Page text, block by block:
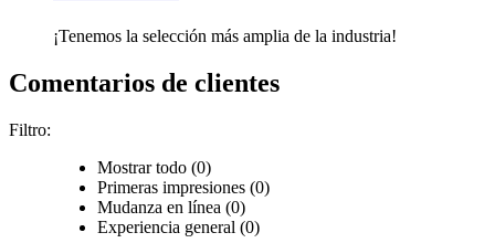
¡Tenemos la selección más amplia de la industria!
Comentarios de clientes
Filtro:
Mostrar todo (0)
Primeras impresiones (0)
Mudanza en línea (0)
Experiencia general (0)